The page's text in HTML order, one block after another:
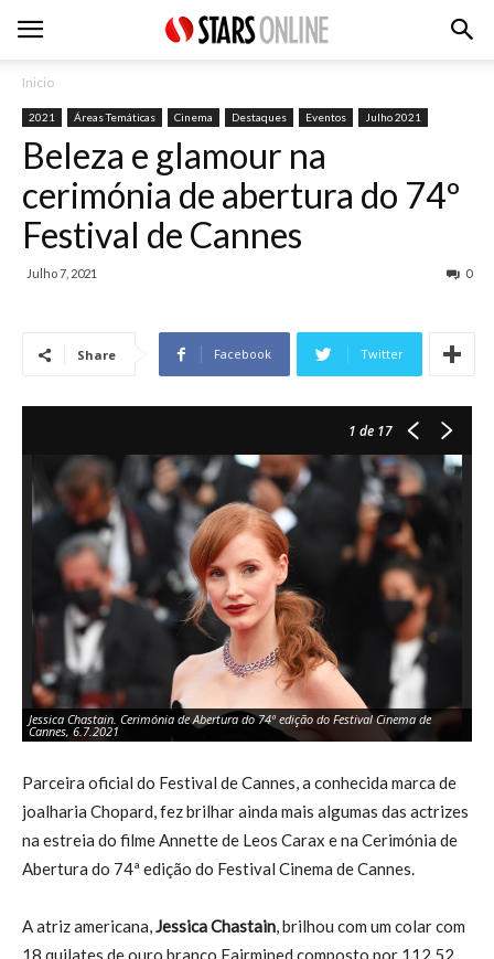
Inicio
2021 Áreas Temáticas Cinema Destaques Eventos Julho 2021
Beleza e glamour na
cerimónia de abertura do 74º
Festival de Cannes
Julho 7, 2021 0
Share Facebook Twitter
1 de 17
Jessica Chastain. Cerimónia de Abertura do 74ª edição do Festival Cinema de
Cannes, 6.7.2021
Parceira oficial do Festival de Cannes, a conhecida marca de
joalharia Chopard, fez brilhar ainda mais algumas das actrizes
na estreia do filme Annette de Leos Carax e na Cerimónia de
Abertura do 74ª edição do Festival Cinema de Cannes.
A atriz americana,Jessica Chastain, brilhou com um colar com
18 quilates de ouro branco Fairmined,composto por 112.52